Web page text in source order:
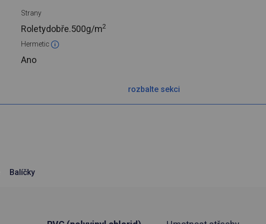
Strany
Roletydobře.500g/m2
Hermetic
Ano
rozbalte sekci
Balíčky